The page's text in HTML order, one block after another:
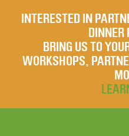
INTERESTED IN
DINNER
BRING US TO
WORKSHOPS,